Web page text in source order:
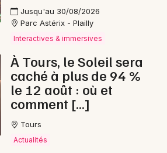
Jusqu'au 30/08/2026
Parc Astérix - Plailly
Interactives & immersives
À Tours, le Soleil sera
caché à plus de 94 %
le 12 août : où et
comment […]
Tours
Actualités